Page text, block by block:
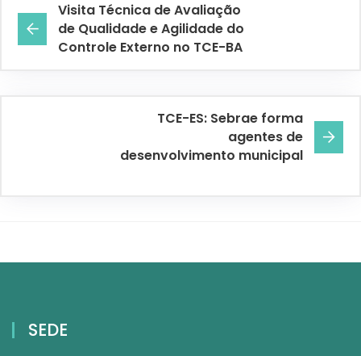
Visita Técnica de Avaliação
de Qualidade e Agilidade do
Controle Externo no TCE-BA
TCE-ES: Sebrae forma
agentes de
desenvolvimento municipal
SEDE